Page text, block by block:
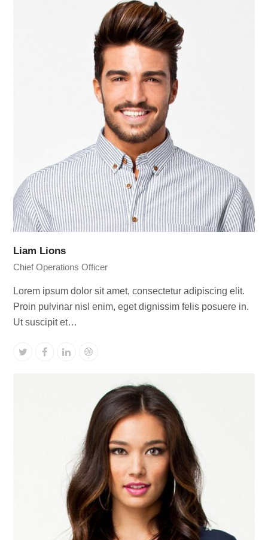
Liam Lions
Chief Operations Officer
Lorem ipsum dolor sit amet, consectetur adipiscing elit.
Proin pulvinar nisl enim, eget dignissim felis posuere in.
Ut suscipit et…
TwitterFacebook
LinkedinDribbble